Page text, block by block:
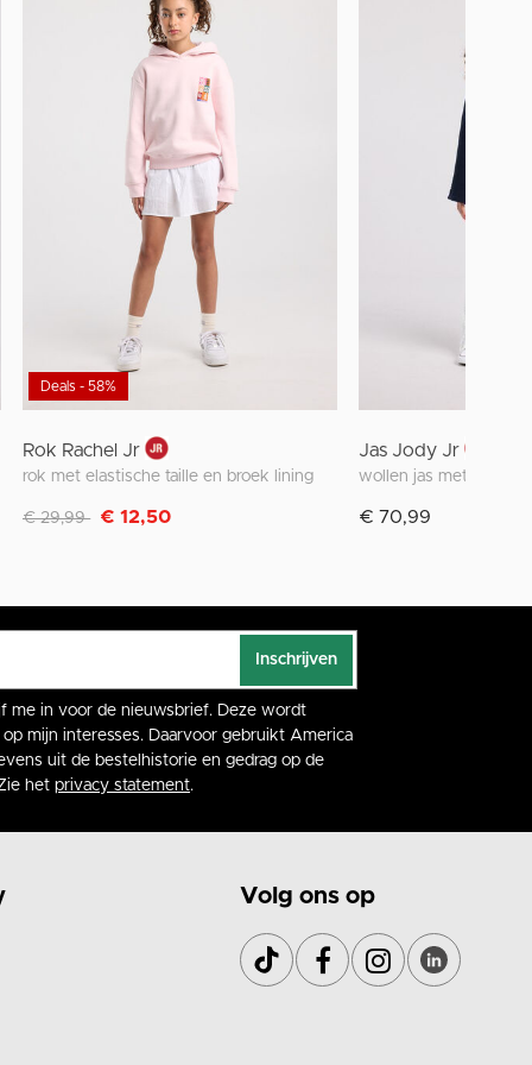
Deals - 58%
Rok Rachel Jr
rok met elastische taille en broek lining
Afgeprijsd van
€ 29,99 naar
€ 12,50
Jas Jody Jr
€ 70,99
Inschrijven
me in voor de nieuwsbrief. Deze wordt
mijn interesses. Daarvoor gebruikt America
uit de bestelhistorie en gedrag op de
het privacy statement.
Volg ons op